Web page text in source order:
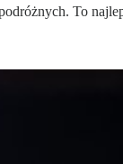
To